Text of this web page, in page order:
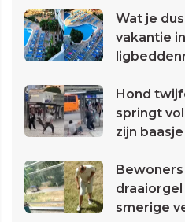
Wat je
vakantie
Hond
springt
zijn
smerige